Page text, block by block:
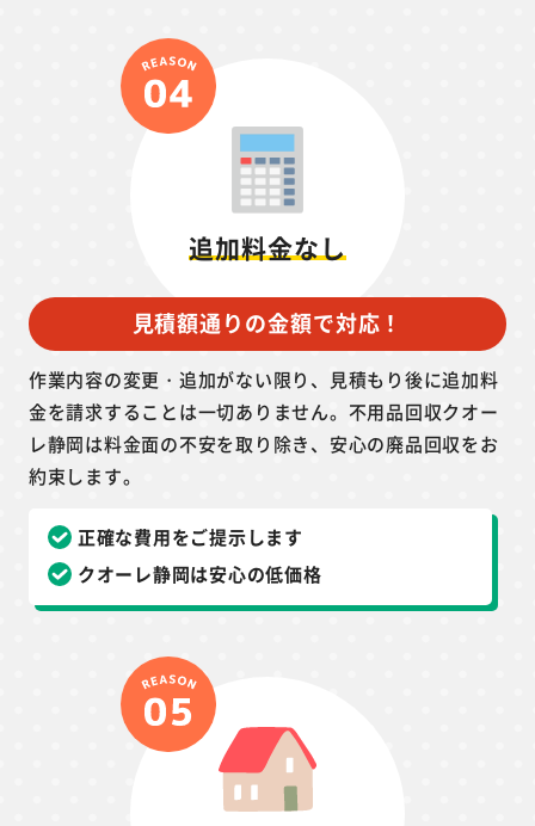
追加料金なし
見積額通りの金額で対応！
作業内容の変更・追加がない限り、見積もり後に追加料
金を請求することは一切ありません。不用品回収クオー
レ静岡は料金面の不安を取り除き、安心の廃品回収をお
約束します。
正確な費用をご提示します
クオーレ静岡は安心の低価格